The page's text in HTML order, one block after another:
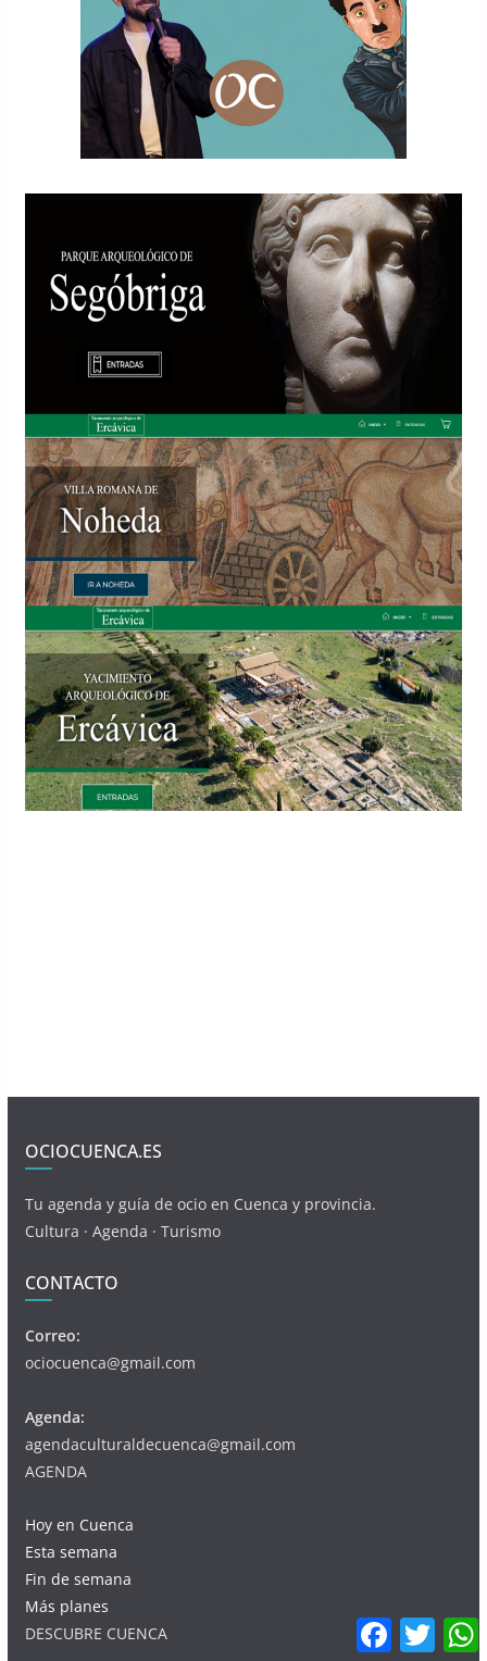
OCIOCUENCA.ES
Tu agenda y guía de ocio en Cuenca y provincia.
Cultura · Agenda · Turismo
CONTACTO
Correo:
ociocuenca@gmail.com
Agenda:
agendaculturaldecuenca@gmail.com
AGENDA
Hoy en Cuenca
Esta semana
Fin de semana
Más planes
DESCUBRE CUENCA
a
T
w